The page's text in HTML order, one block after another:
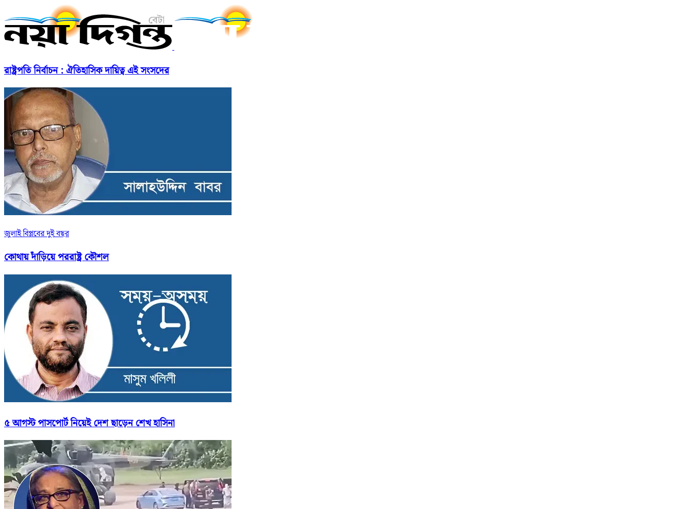
রাষ্ট্রপতি নির্বাচন : ঐতিহাসিক দায়িত্ব এই সংসদের
জুলাই বিপ্লবের দুই বছর
কোথায় দাঁড়িয়ে পররাষ্ট্র কৌশল
৫ আগস্ট পাসপোর্ট নিয়েই দেশ ছাড়েন শেখ হাসিনা